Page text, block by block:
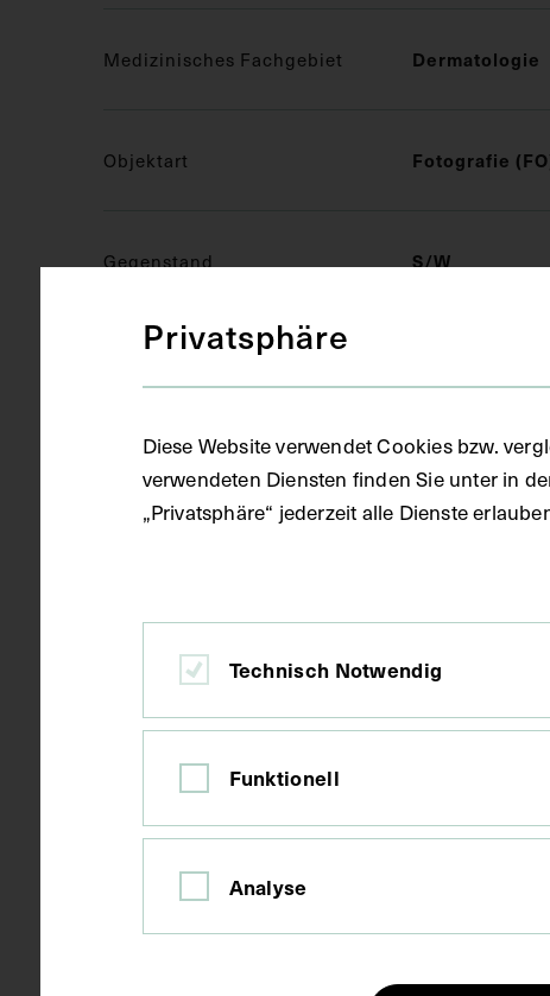
Medizinisches Fachgebiet Dermatologie
Objektart Fotografie
Gegenstand S/W
Wien
Fotografie
Kurzbeschreibung
Privatsphäre
Diese Website verwendet Cookies bzw.
verwendeten Diensten finden Sie unter in
„Privatsphäre“ jederzeit alle Dienste
Technisch Notwendig
Funktionell
Analyse